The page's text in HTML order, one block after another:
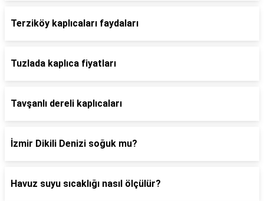
Terziköy kaplıcaları faydaları
Tuzlada kaplıca fiyatları
Tavşanlı dereli kaplıcaları
İzmir Dikili Denizi soğuk mu?
Havuz suyu sıcaklığı nasıl ölçülür?